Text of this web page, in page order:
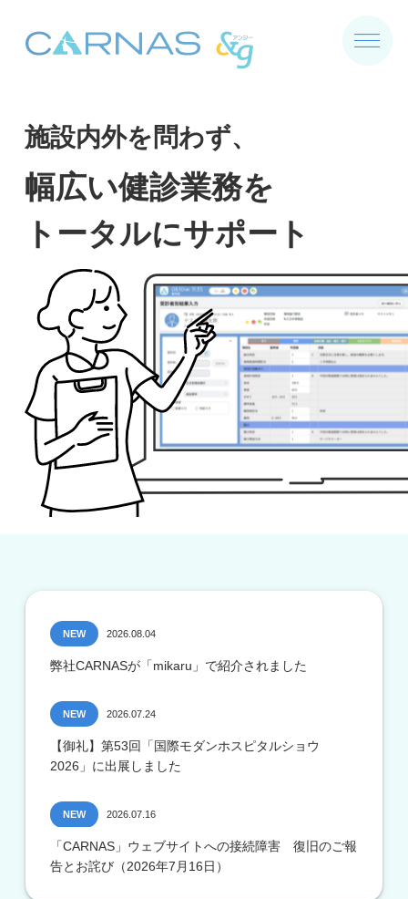
施設内外を問わず、
幅広い健診業務を
トータルにサポート
NEW 2026.08.04
弊社CARNASが「mikaru」で紹介されました
NEW 2026.07.24
【御礼】第53回「国際モダンホスピタルショウ
2026」に出展しました
NEW 2026.07.16
「CARNAS」ウェブサイトへの接続障害 復旧のご報
告とお詫び（2026年7月16日）